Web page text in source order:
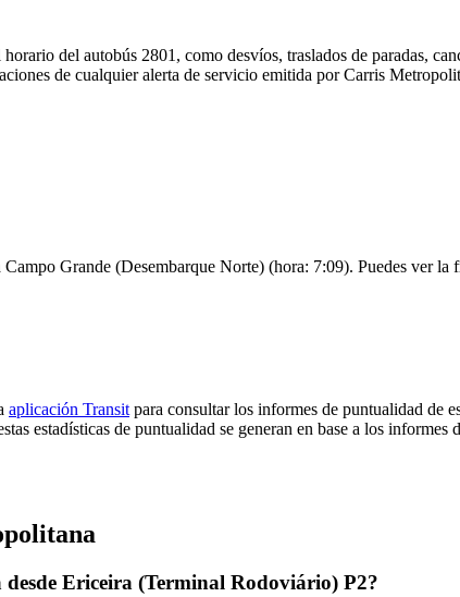
del autobús 2801, como desvíos, traslados de paradas,
de cualquier alerta de servicio emitida por Carris
Grande (Desembarque Norte) (hora: 7:09). Puedes ver la
aplicación Transit para consultar los informes de puntualidad de
estadísticas de puntualidad se generan en base a los informes
Ericeira (Terminal Rodoviário) P2?